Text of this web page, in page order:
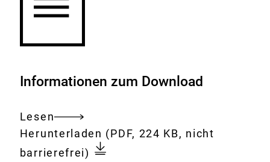
Informationen zum Download
Lesen
Gesamtes
Dokument
Download:
Herunterladen Vergiftungsmonitoring
von
(PDF, 224 KB, nicht
barrierefrei)